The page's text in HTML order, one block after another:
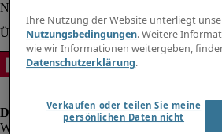
Ihre Nutzung der Website unterliegt
Nutzungsbedingungen. Weitere
wie wir Informationen weitergeben,
Datenschutzerklärung.
Verkaufen oder teilen Sie meine
persönlichen Daten nicht